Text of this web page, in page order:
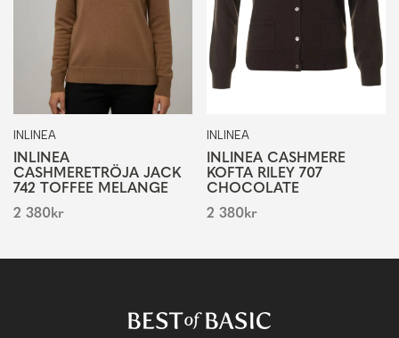
INLINEA
INLINEA
CASHMERETRÖJA JACK
742 TOFFEE MELANGE
2 380kr
INLINEA
INLINEA CASHMERE
KOFTA RILEY 707
CHOCOLATE
2 380kr